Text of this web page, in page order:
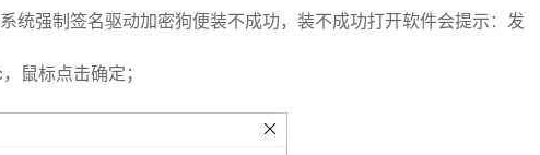
统强制签名驱动加密狗便装不成功，装不成功打开软件会提示：发
鼠标点击确定；